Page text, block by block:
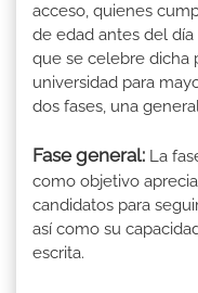
acceso, quienes
de edad antes del
que se celebre dicha
universidad para
dos fases, una
Fase general: La
como objetivo
candidatos para
así como su
escrita.